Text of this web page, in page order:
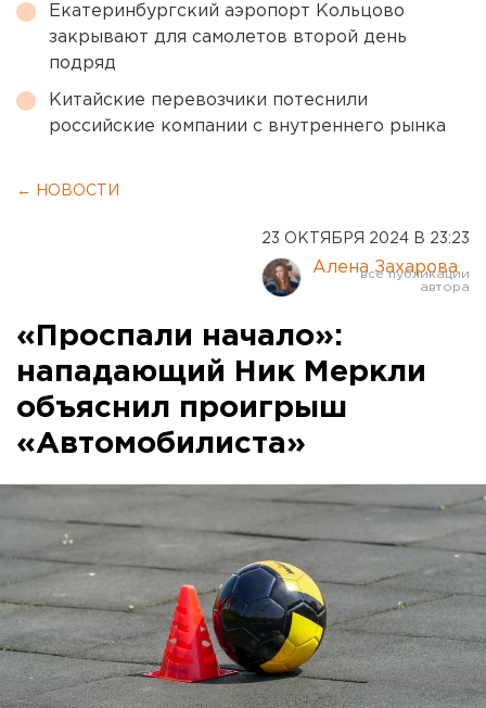
Екатеринбургский аэропорт Кольцово
закрывают для самолетов второй день
подряд
Китайские перевозчики потеснили
российские компании с внутреннего рынка
← НОВОСТИ
23 ОКТЯБРЯ 2024 В 23:23
Алена Захарова
«Проспали начало»:
нападающий Ник Меркли
объяснил проигрыш
«Автомобилиста»